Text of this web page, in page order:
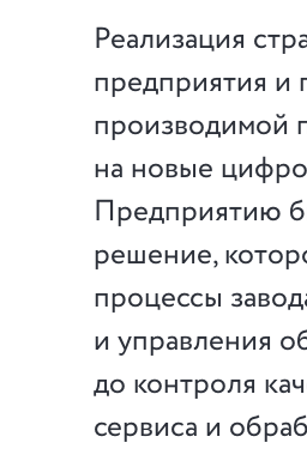
Реализация
предприятия и
производимой
на новые
Предприятию
решение,
процессы
и управления
до контроля
сервиса и